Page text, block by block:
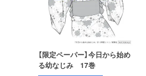
【限定ペーパー】今日から始め
る幼なじみ 17巻